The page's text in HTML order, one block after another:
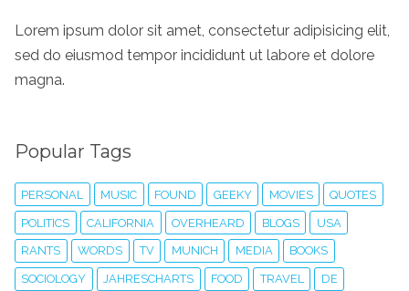
Lorem ipsum dolor sit amet, consectetur adipisicing elit,
sed do eiusmod tempor incididunt ut labore et dolore
magna.
Popular Tags
PERSONAL MUSIC FOUND GEEKY MOVIES QUOTES
POLITICS CALIFORNIA OVERHEARD BLOGS USA
RANTS WORDS TV MUNICH MEDIA BOOKS
SOCIOLOGY JAHRESCHARTS FOOD TRAVEL DE